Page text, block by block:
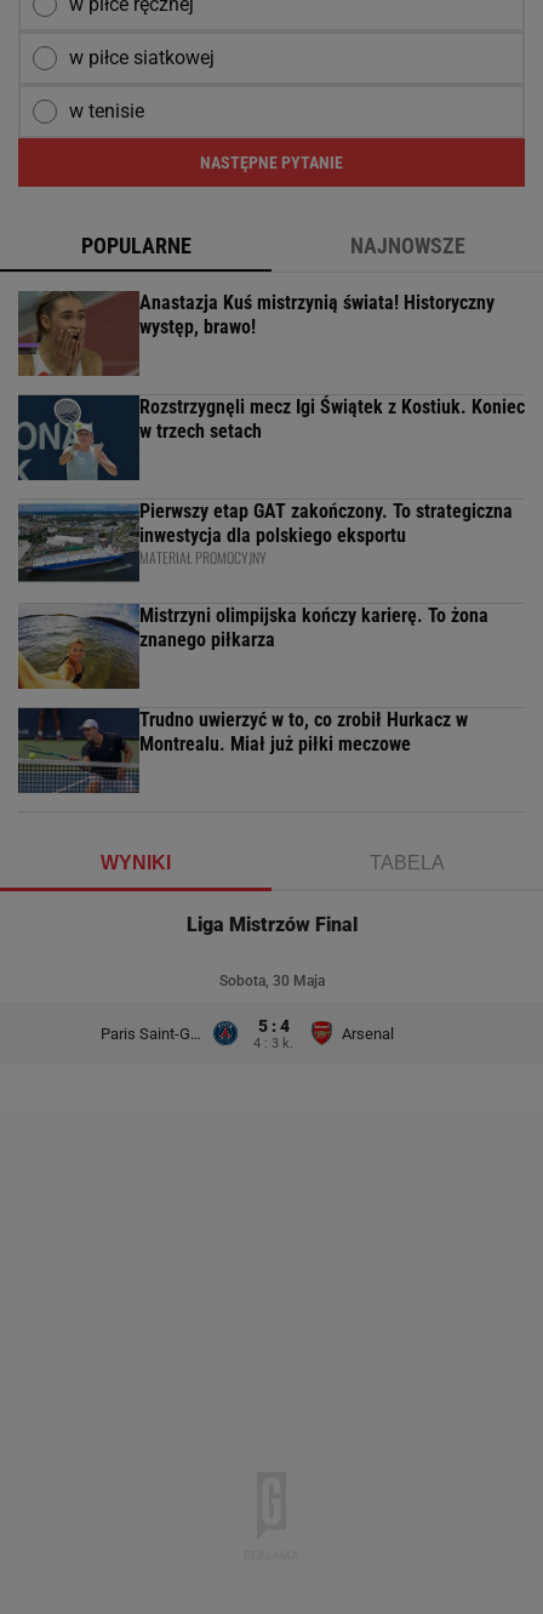
w piłce siatkowej
w tenisie
NASTĘPNE PYTANIE
POPULARNE NAJNOWSZE
Anastazja Kuś mistrzynią świata! Historyczny
występ, brawo!
Rozstrzygnęli mecz Igi Świątek z Kostiuk. Koniec
w trzech setach
Pierwszy etap GAT zakończony. To strategiczna
inwestycja dla polskiego eksportu
MATERIAŁ PROMOCYJNY
Mistrzyni olimpijska kończy karierę. To żona
znanego piłkarza
Trudno uwierzyć w to, co zrobił Hurkacz w
Montrealu. Miał już piłki meczowe
WYNIKI TABELA
Liga Mistrzów Final
Sobota, 30 Maja
Paris Saint-Germain 5 : 4
4 : 3 k.
Arsenal